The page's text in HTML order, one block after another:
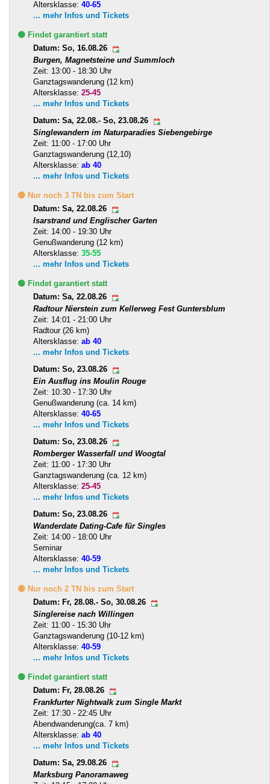
Altersklasse: 40-65
... mehr Infos und Tickets
🟢 Findet garantiert statt
Datum: So, 16.08.26
Burgen, Magnetsteine und Summloch
Zeit: 13:00 - 18:30 Uhr
Ganztagswanderung (12 km)
Altersklasse: 25-45
... mehr Infos und Tickets
Datum: Sa, 22.08.- So, 23.08.26
Singlewandern im Naturparadies Siebengebirge
Zeit: 11:00 - 17:00 Uhr
Ganztagswanderung (12,10)
Altersklasse: ab 40
... mehr Infos und Tickets
🟡 Nur noch 3 TN bis zum Start
Datum: Sa, 22.08.26
Isarstrand und Englischer Garten
Zeit: 14:00 - 19:30 Uhr
Genußwanderung (12 km)
Altersklasse: 35-55
... mehr Infos und Tickets
🟢 Findet garantiert statt
Datum: Sa, 22.08.26
Radtour Nierstein zum Kellerweg Fest Guntersblum
Zeit: 14:01 - 21:00 Uhr
Radtour (26 km)
Altersklasse: ab 40
... mehr Infos und Tickets
Datum: So, 23.08.26
Ein Ausflug ins Moulin Rouge
Zeit: 10:30 - 17:30 Uhr
Genußwanderung (ca. 14 km)
Altersklasse: 40-65
... mehr Infos und Tickets
Datum: So, 23.08.26
Romberger Wasserfall und Woogtal
Zeit: 11:00 - 17:30 Uhr
Ganztagswanderung (ca. 12 km)
Altersklasse: 25-45
... mehr Infos und Tickets
Datum: So, 23.08.26
Wanderdate Dating-Cafe für Singles
Zeit: 14:00 - 18:00 Uhr
Seminar
Altersklasse: 40-59
... mehr Infos und Tickets
🟡 Nur noch 2 TN bis zum Start
Datum: Fr, 28.08.- So, 30.08.26
Singlereise nach Willingen
Zeit: 11:00 - 15:30 Uhr
Ganztagswanderung (10-12 km)
Altersklasse: 40-59
... mehr Infos und Tickets
🟢 Findet garantiert statt
Datum: Fr, 28.08.26
Frankfurter Nightwalk zum Single Markt
Zeit: 17:30 - 22:45 Uhr
Abendwanderung(ca. 7 km)
Altersklasse: ab 40
... mehr Infos und Tickets
Datum: Sa, 29.08.26
Marksburg Panoramaweg